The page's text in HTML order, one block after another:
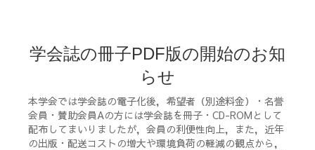
学会誌の冊子PDF版の開始のお知
らせ
本学会では学会誌の電子化後，希望者（別途料金）・名誉
会員・賛助会員Aの方には学会誌を冊子・CD-ROMとして
配布してまいりましたが，会員の利便性向上，また，近年
の出版・配送コストの増大や環境負荷の軽減の観点から，